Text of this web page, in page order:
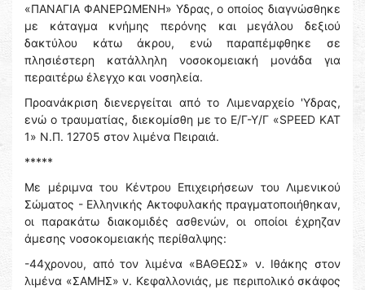
«ΠΑΝΑΓΙΑ ΦΑΝΕΡΩΜΕΝΗ» Υδρας, ο οποίος διαγνώσθηκε
με κάταγμα κνήμης περόνης και μεγάλου δεξιού
δακτύλου κάτω άκρου, ενώ παραπέμφθηκε σε
πλησιέστερη κατάλληλη νοσοκομειακή μονάδα για
περαιτέρω έλεγχο και νοσηλεία.
Προανάκριση διενεργείται από το Λιμεναρχείο 'Υδρας,
ενώ ο τραυματίας, διεκομίσθη με το Ε/Γ-Υ/Γ «SPEED KAT
1» Ν.Π. 12705 στον λιμένα Πειραιά.
*****
Με μέριμνα του Κέντρου Επιχειρήσεων του Λιμενικού
Σώματος - Ελληνικής Ακτοφυλακής πραγματοποιήθηκαν,
οι παρακάτω διακομιδές ασθενών, οι οποίοι έχρηζαν
άμεσης νοσοκομειακής περίθαλψης:
-44χρονου, από τον λιμένα «ΒΑΘΕΩΣ» ν. Ιθάκης στον
λιμένα «ΣΑΜΗΣ» ν. Κεφαλλονιάς, με περιπολικό σκάφος